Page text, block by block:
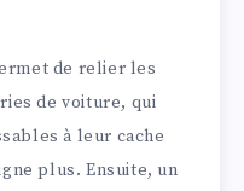
de relier les
de voiture, qui
à leur cache
plus. Ensuite, un